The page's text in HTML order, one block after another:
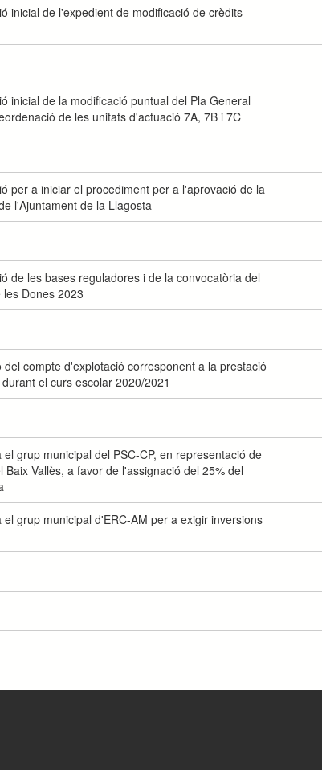
inicial de l'expedient de modificació de crèdits
inicial de la modificació puntual del Pla General
de les unitats d'actuació 7A, 7B i 7C
per a iniciar el procediment per a l'aprovació de la
l'Ajuntament de la Llagosta
de les bases reguladores i de la convocatòria del
Dones 2023
compte d'explotació corresponent a la prestació
el curs escolar 2020/2021
grup municipal del PSC-CP, en representació de
Vallès, a favor de l'assignació del 25% del
grup municipal d'ERC-AM per a exigir inversions